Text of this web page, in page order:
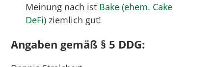
Meinung nach ist Bake (ehem. Cake
DeFi) ziemlich gut!
Angaben gemäß § 5 DDG: